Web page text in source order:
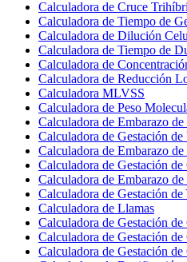
Calculadora de Cruce
Calculadora de Tiempo de
Calculadora de Dilución
Calculadora de Tiempo de
Calculadora de
Calculadora de Reducción
Calculadora MLVSS
Calculadora de Peso
Calculadora de Embarazo de
Calculadora de Gestación de
Calculadora de Embarazo de
Calculadora de Gestación de
Calculadora de Embarazo
Calculadora de Gestación de
Calculadora de Llamas
Calculadora de Gestación de
Calculadora de Gestación de
Calculadora de Gestación de